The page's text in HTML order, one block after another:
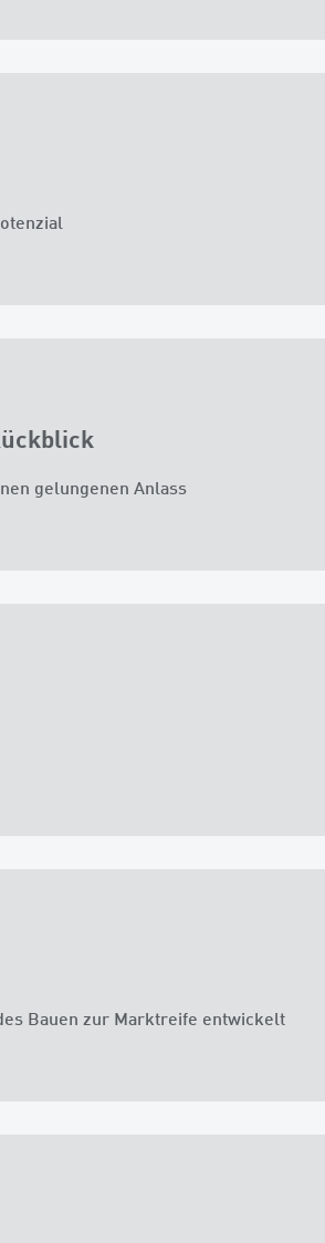
gelungenen Anlass
Bauen zur Marktreife entwickelt